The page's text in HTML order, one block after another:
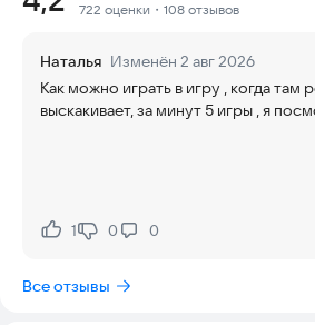
он может быть скучающим, грустным,
Вы можете создать уникального кота,
тысячи вариантов окраса шерсти. В
• Нетривиальная система развития
приложении.
722 оценки ・108 отзывов
Наталья Изменён 2 авг 2026
Как можно играть в игру , когда там
выскакивает, за минут 5 игры , я
Нравится:
1Не нравится:
0 0
Все отзывы